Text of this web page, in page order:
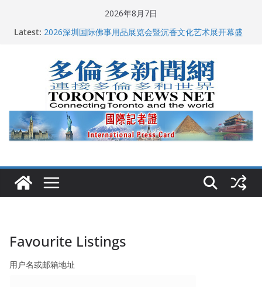
2026年8月7日
Latest: 2026深圳国际佛事用品展览会暨沉香文化艺术展开幕盛
关加拿大就业
2026加拿大青少年儿童绘画比赛颁奖典礼多伦多举行
龚晓华参加多伦多骄傲大游行 与市民分享竞选理念
多伦多市长选举拉开帷幕 多名华人候选人宣布角逐
Favourite Listings
用户名或邮箱地址